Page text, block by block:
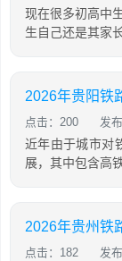
现在很多初高中
生自己还是其家
点击：200 发
近年由于城市对
展，其中包含高
2026年贵州铁
点击：182 发